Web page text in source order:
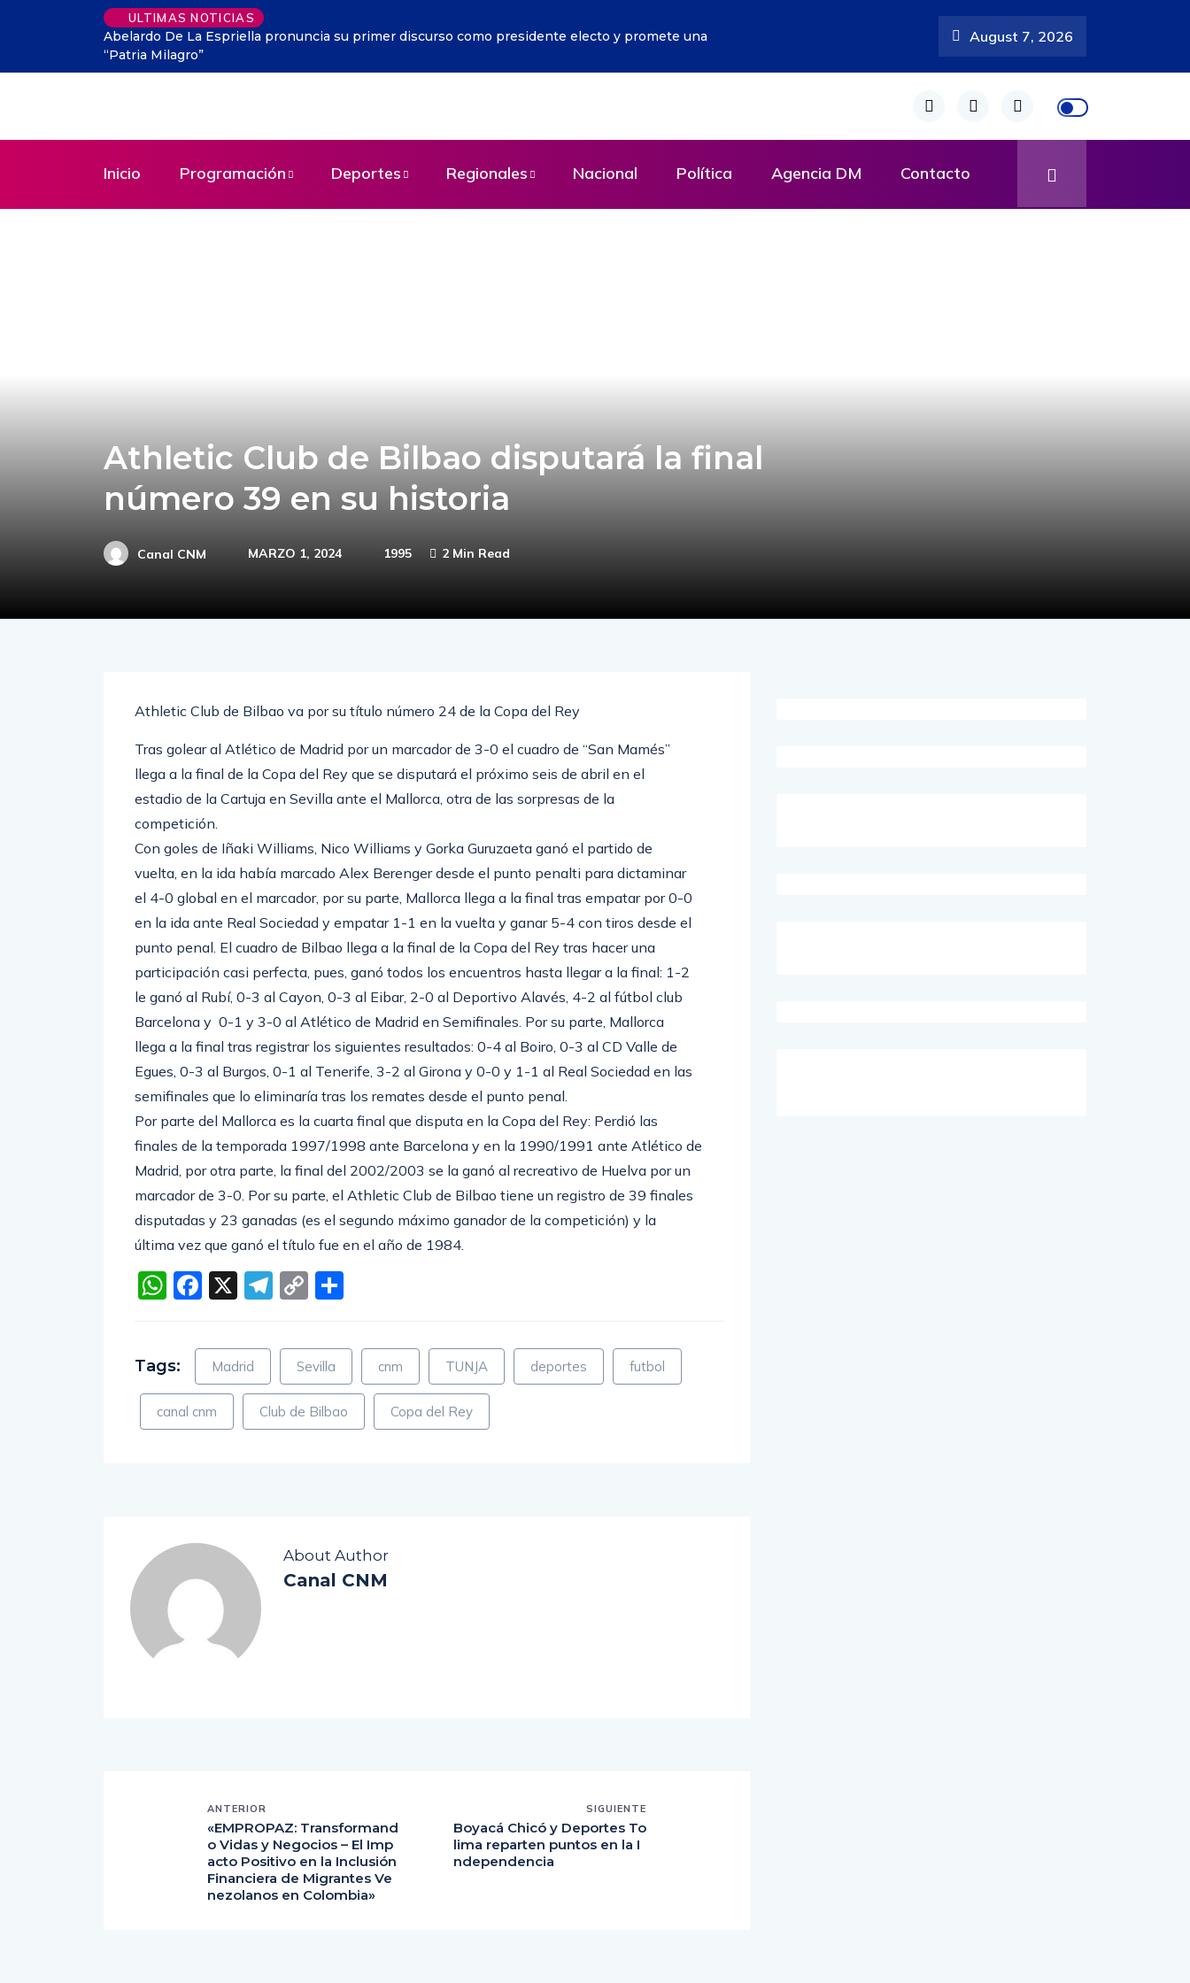
ULTIMAS NOTICIAS
Abelardo De La Espriella pronuncia su primer discurso como presidente electo y promete una
“Patria Milagro”
August 7, 2026
Inicio Programación Deportes Regionales Nacional Política Agencia DM Contacto
Athletic Club de Bilbao disputará la final
número 39 en su historia
Canal CNM MARZO 1, 2024 1995 2 Min Read
Athletic Club de Bilbao va por su título número 24 de la Copa del Rey
Tras golear al Atlético de Madrid por un marcador de 3-0 el cuadro de “San Mamés”
llega a la final de la Copa del Rey que se disputará el próximo seis de abril en el
estadio de la Cartuja en Sevilla ante el Mallorca, otra de las sorpresas de la
competición.
Con goles de Iñaki Williams, Nico Williams y Gorka Guruzaeta ganó el partido de
vuelta, en la ida había marcado Alex Berenger desde el punto penalti para dictaminar
el 4-0 global en el marcador, por su parte, Mallorca llega a la final tras empatar por 0-0
en la ida ante Real Sociedad y empatar 1-1 en la vuelta y ganar 5-4 con tiros desde el
punto penal. El cuadro de Bilbao llega a la final de la Copa del Rey tras hacer una
participación casi perfecta, pues, ganó todos los encuentros hasta llegar a la final: 1-2
le ganó al Rubí, 0-3 al Cayon, 0-3 al Eibar, 2-0 al Deportivo Alavés, 4-2 al fútbol club
Barcelona y 0-1 y 3-0 al Atlético de Madrid en Semifinales. Por su parte, Mallorca
llega a la final tras registrar los siguientes resultados: 0-4 al Boiro, 0-3 al CD Valle de
Egues, 0-3 al Burgos, 0-1 al Tenerife, 3-2 al Girona y 0-0 y 1-1 al Real Sociedad en las
semifinales que lo eliminaría tras los remates desde el punto penal.
Por parte del Mallorca es la cuarta final que disputa en la Copa del Rey: Perdió las
finales de la temporada 1997/1998 ante Barcelona y en la 1990/1991 ante Atlético de
Madrid, por otra parte, la final del 2002/2003 se la ganó al recreativo de Huelva por un
marcador de 3-0. Por su parte, el Athletic Club de Bilbao tiene un registro de 39 finales
disputadas y 23 ganadas (es el segundo máximo ganador de la competición) y la
última vez que ganó el título fue en el año de 1984.
WhatsApp
Facebook
X Telegram
Copy
Tags: Madrid Sevilla cnm TUNJA deportes futbol
canal cnm Club de Bilbao Copa del Rey
About Author
Canal CNM
ANTERIOR
«EMPROPAZ: Transformand
o Vidas y Negocios – El Imp
acto Positivo en la Inclusión
Financiera de Migrantes Ve
nezolanos en Colombia»
SIGUIENTE
Boyacá Chicó y Deportes To
lima reparten puntos en la I
ndependencia